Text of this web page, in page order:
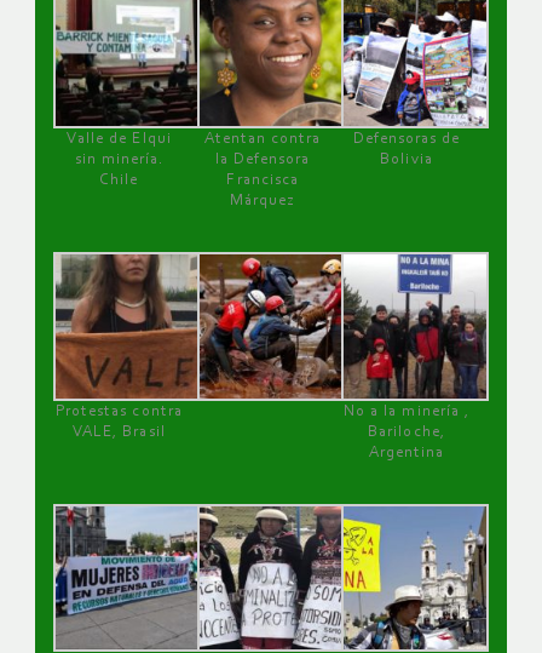
Valle de Elqui
sin minería.
Chile
Atentan contra
la Defensora
Francisca
Márquez
Defensoras de
Bolivia
Protestas contra
VALE, Brasil
No a la minería ,
Bariloche,
Argentina